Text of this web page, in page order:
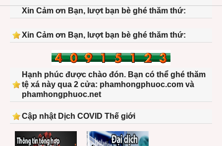
Xin Cảm ơn Bạn, lượt bạn bè ghé thăm thứ:
Xin Cảm ơn Bạn, lượt bạn bè ghé thăm thứ:
Hạnh phúc được chào đón. Bạn có thể ghé thăm
tệ xá này qua 2 cửa: phamhongphuoc.com và
phamhongphuoc.net
Cập nhật Dịch COVID Thế giới